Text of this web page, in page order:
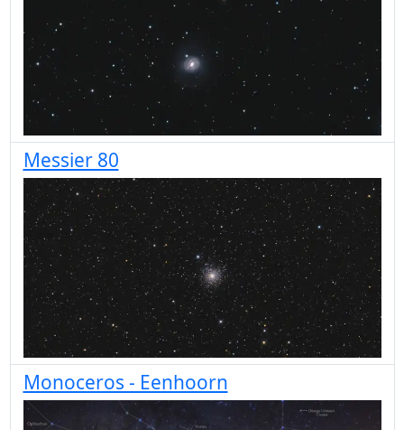
Messier 80
Monoceros - Eenhoorn